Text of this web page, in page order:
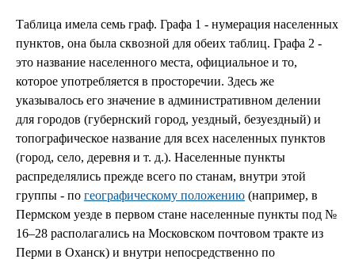
Таблица имела семь граф. Графа 1 - нумерация населенных
пунктов, она была сквозной для обеих таблиц. Графа 2 -
это название населенного места, официальное и то,
которое употребляется в просторечии. Здесь же
указывалось его значение в административном делении
для городов (губернский город, уездный, безуездный) и
топографическое название для всех населенных пунктов
(город, село, деревня и т. д.). Населенные пункты
распределялись прежде всего по станам, внутри этой
группы - по географическому положению (например, в
Пермском уезде в первом стане населенные пункты под №
16–28 располагались на Московском почтовом тракте из
Перми в Оханск) и внутри непосредственно по